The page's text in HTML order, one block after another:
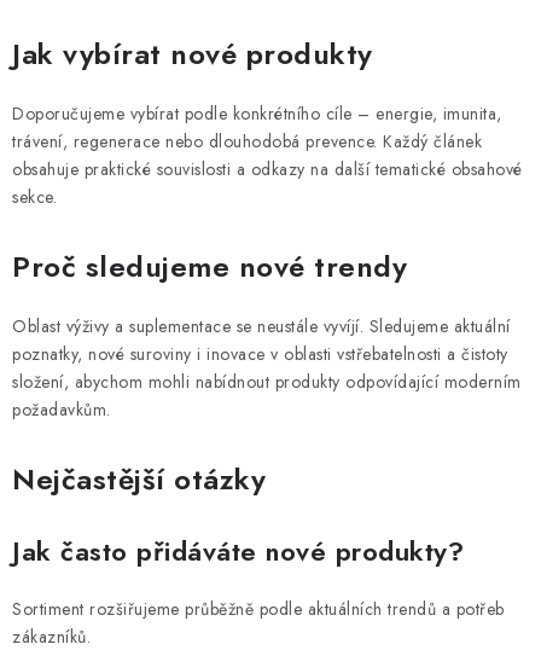
Jak vybírat nové produkty
Doporučujeme vybírat podle konkrétního cíle – energie, imunita,
trávení, regenerace nebo dlouhodobá prevence. Každý článek
obsahuje praktické souvislosti a odkazy na další tematické obsahové
sekce.
Proč sledujeme nové trendy
Oblast výživy a suplementace se neustále vyvíjí. Sledujeme aktuální
poznatky, nové suroviny i inovace v oblasti vstřebatelnosti a čistoty
složení, abychom mohli nabídnout produkty odpovídající moderním
požadavkům.
Nejčastější otázky
Jak často přidáváte nové produkty?
Sortiment rozšiřujeme průběžně podle aktuálních trendů a potřeb
zákazníků.